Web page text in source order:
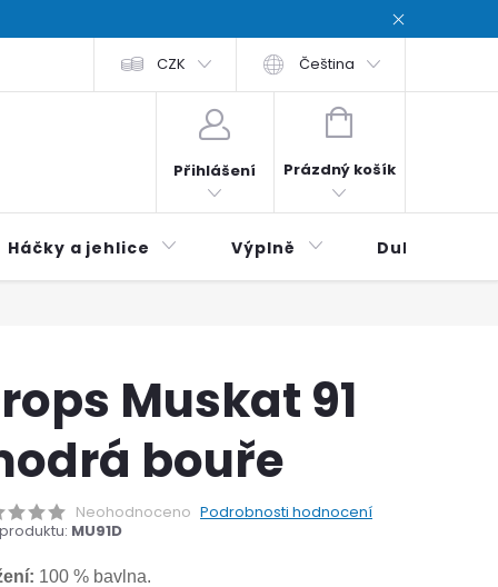
podmínky Zásady ochrana osobních údajů / Privacy
CZK Čeština
Přihlášení
NÁKUPNÍ
Prázdný košík
Háčky a jehlice Výplně Duhová
Muskat 91
bouře
Neohodnoceno Podrobnosti hodnocení
MU91D
100 % bavlna.